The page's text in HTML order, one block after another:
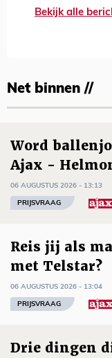
Bekijk alle
Net binnen //
Word
Ajax -
06 AUGUSTUS 2026 - 13:13
PRIJSVRAAG
Reis jij als
met Telstar?
06 AUGUSTUS 2026 - 13:04
PRIJSVRAAG
Drie dingen